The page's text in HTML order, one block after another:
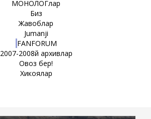
МОНОЛОГлар
Биз
Жавоблар
Jumanji
FANFORUM
2007-2008й архивлар
Овоз бер!
Хикоялар